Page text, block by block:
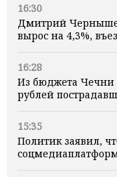
16:30
Дмитрий
вырос на 4,3%,
16:28
Из бюджета Чечни
рублей
15:35
Политик заявил,